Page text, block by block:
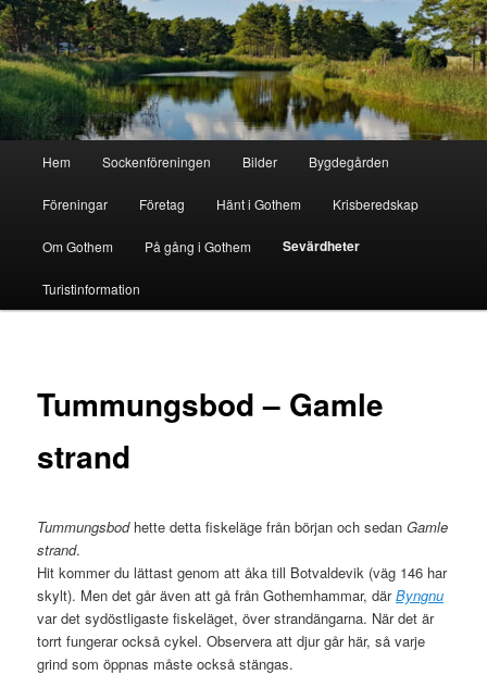
Hoppa
till
primärt
innehållGothem.se
Hem Sockenföreningen Bilder Bygdegården
Föreningar Företag Hänt i Gothem Krisberedskap
Om Gothem På gång i Gothem Sevärdheter
Turistinformation
Tummungsbod – Gamle
strand
Tummungsbodhette detta fiskeläge från början och sedanGamle
strand.
Hit kommer du lättast genom att åka till Botvaldevik (väg 146 har
skylt). Men det går även att gå från Gothemhammar, därByngnu
var det sydöstligaste fiskeläget, över strandängarna. När det är
torrt fungerar också cykel. Observera att djur går här, så varje
grind som öppnas måste också stängas.